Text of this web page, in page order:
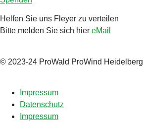
Helfen Sie uns Fleyer zu verteilen
Bitte melden Sie sich hier eMail
© 2023-24 ProWald ProWind Heidelberg
Impressum
Datenschutz
Impressum